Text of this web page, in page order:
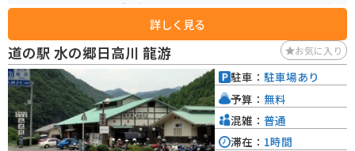
の名がつけられました。橋杭岩は、青く澄んだ海に突如として現れるが印象
的です。干潮と満潮で雰囲気が変わります。干潮の時は歩いて行けます。バイ
ク込みの写真が撮れる良いスポットです。 橋杭岩の最も有名な伝説は、弘法
大師（空海）が一夜にして作り出したというものです。この伝説は、岩の神
秘的な美しさと相まって、橋杭岩をより特別な場所にしています。橋杭岩周辺
には、道の駅くしもと橋杭岩があり、地元の特産品や食事を楽しむことがで
きるほか、橋杭岩の美しい景色を一望できる展望台も設けられています。
詳しく見る
道の駅 水の郷日高川 龍游 お気に入り
駐車： 駐車場あり
予算： 無料
混雑： 普通
滞在： 1時間